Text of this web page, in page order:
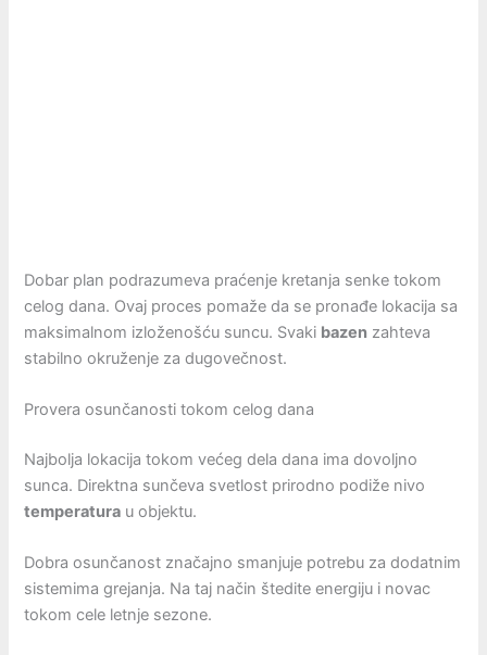
Dobar plan podrazumeva praćenje kretanja senke tokom
celog dana. Ovaj proces pomaže da se pronađe lokacija sa
maksimalnom izloženošću suncu. Svaki bazen zahteva
stabilno okruženje za dugovečnost.
Provera osunčanosti tokom celog dana
Najbolja lokacija tokom većeg dela dana ima dovoljno
sunca. Direktna sunčeva svetlost prirodno podiže nivo
temperatura u objektu.
Dobra osunčanost značajno smanjuje potrebu za dodatnim
sistemima grejanja. Na taj način štedite energiju i novac
tokom cele letnje sezone.